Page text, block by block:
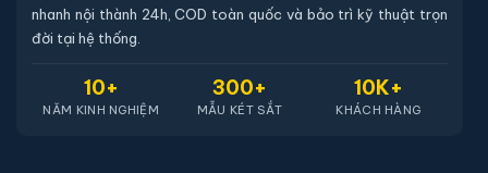
toán bạn cần để lại những thông tin cần thiết ở màn
hình để chúng tôi có thể hỗ trợ bạn. Sau đó ấn submit
nhân viên của két sắt nhập khẩu 88 sẽ gọi lại xác nhận
và tiến hành xử lý cũng như giao hàng theo yêu cầu
nhanh nội thành 24h, COD toàn quốc và bảo trì kỹ thuật trọn
đời tại hệ thống.
10+
NĂM KINH NGHIỆM
300+
MẪU KÉT SẮT
10K+
KHÁCH HÀNG